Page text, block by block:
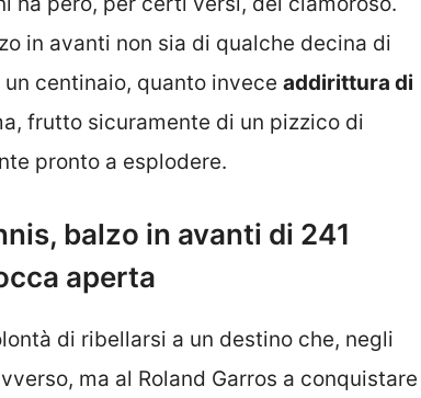
in avanti non sia di qualche decina di
centinaio, quanto invece addirittura di
frutto sicuramente di un pizzico di
pronto a esplodere.
balzo in avanti di 241
aperta
di ribellarsi a un destino che, negli
ma al Roland Garros a conquistare